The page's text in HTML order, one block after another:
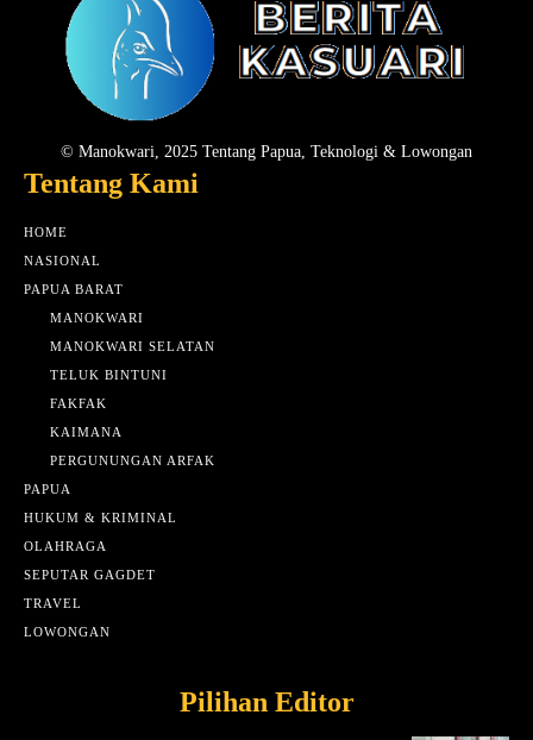
© Manokwari, 2025 Tentang Papua, Teknologi & Lowongan
Tentang Kami
HOME
NASIONAL
PAPUA BARAT
MANOKWARI
MANOKWARI SELATAN
TELUK BINTUNI
FAKFAK
KAIMANA
PERGUNUNGAN ARFAK
PAPUA
HUKUM & KRIMINAL
OLAHRAGA
SEPUTAR GAGDET
TRAVEL
LOWONGAN
Pilihan Editor